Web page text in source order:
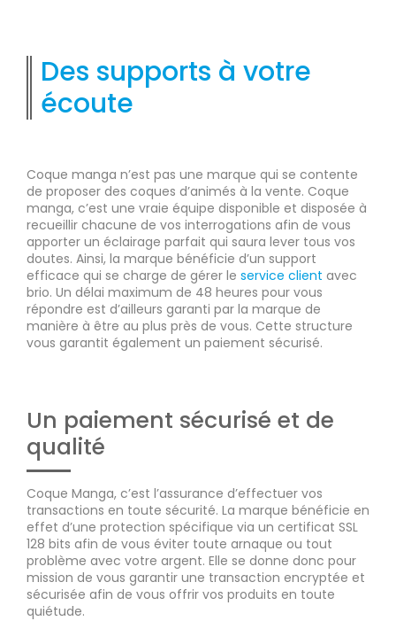
Des supports à votre
écoute
Coque manga n’est pas une marque qui se contente
de proposer des coques d’animés à la vente. Coque
manga, c’est une vraie équipe disponible et disposée à
recueillir chacune de vos interrogations afin de vous
apporter un éclairage parfait qui saura lever tous vos
doutes. Ainsi, la marque bénéficie d’un support
efficace qui se charge de gérer le service client avec
brio. Un délai maximum de 48 heures pour vous
répondre est d’ailleurs garanti par la marque de
manière à être au plus près de vous. Cette structure
vous garantit également un paiement sécurisé.
Un paiement sécurisé et de
qualité
Coque Manga, c’est l’assurance d’effectuer vos
transactions en toute sécurité. La marque bénéficie en
effet d’une protection spécifique via un certificat SSL
128 bits afin de vous éviter toute arnaque ou tout
problème avec votre argent. Elle se donne donc pour
mission de vous garantir une transaction encryptée et
sécurisée afin de vous offrir vos produits en toute
quiétude.